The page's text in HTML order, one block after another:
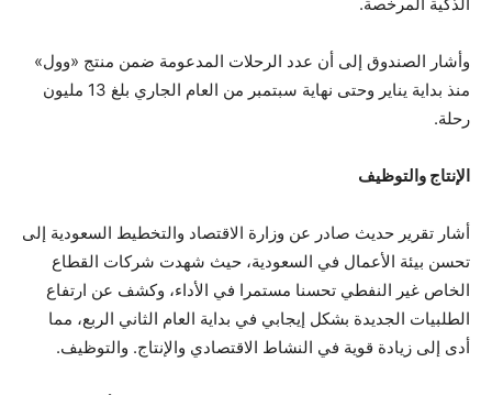
وأشار الصندوق إلى أن عدد الرحلات المدعومة ضمن منتج «وول»
منذ بداية يناير وحتى نهاية سبتمبر من العام الجاري بلغ 13 مليون
رحلة.
الإنتاج والتوظيف
أشار تقرير حديث صادر عن وزارة الاقتصاد والتخطيط السعودية إلى
تحسن بيئة الأعمال في السعودية، حيث شهدت شركات القطاع
الخاص غير النفطي تحسنا مستمرا في الأداء، وكشف عن ارتفاع
الطلبيات الجديدة بشكل إيجابي في بداية العام الثاني الربع، مما
أدى إلى زيادة قوية في النشاط الاقتصادي والإنتاج. والتوظيف.